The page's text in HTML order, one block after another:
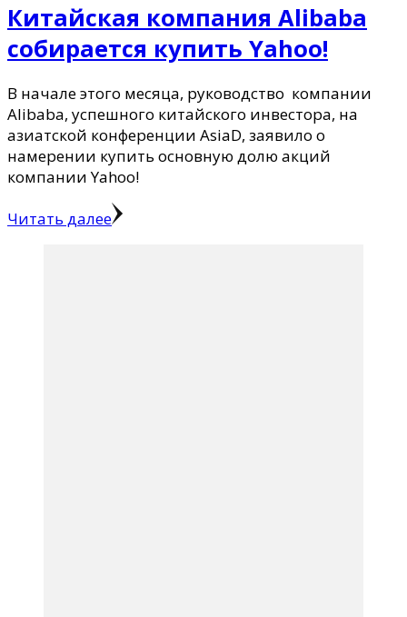
Китайская компания Alibaba
собирается купить Yahoo!
В начале этого месяца, руководство компании
Alibaba, успешного китайского инвестора, на
азиатской конференции AsiaD, заявило о
намерении купить основную долю акций
компании Yahoo!
Читать далее